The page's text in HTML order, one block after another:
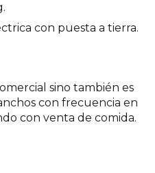
con puesta a tierra.
sino también es
con frecuencia en
con venta de comida.